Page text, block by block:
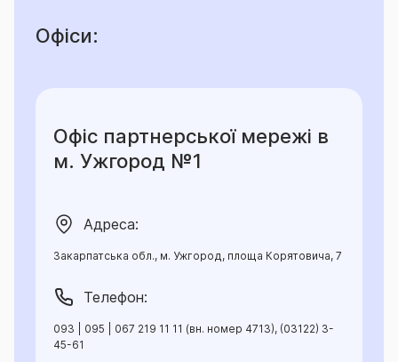
Офіси:
Офіс партнерської мережі в
м. Ужгород №1
Адреса:
Закарпатська обл., м. Ужгород, площа Корятовича, 7
Телефон:
093 | 095 | 067 219 11 11 (вн. номер 4713), (03122) 3-
45-61